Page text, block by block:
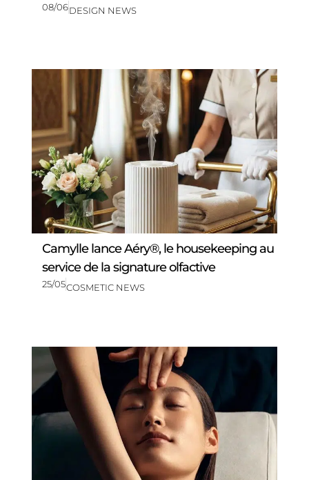
08/06DESIGN NEWS
Camylle lance Aéry®, le housekeeping au
service de la signature olfactive
25/05COSMETIC NEWS